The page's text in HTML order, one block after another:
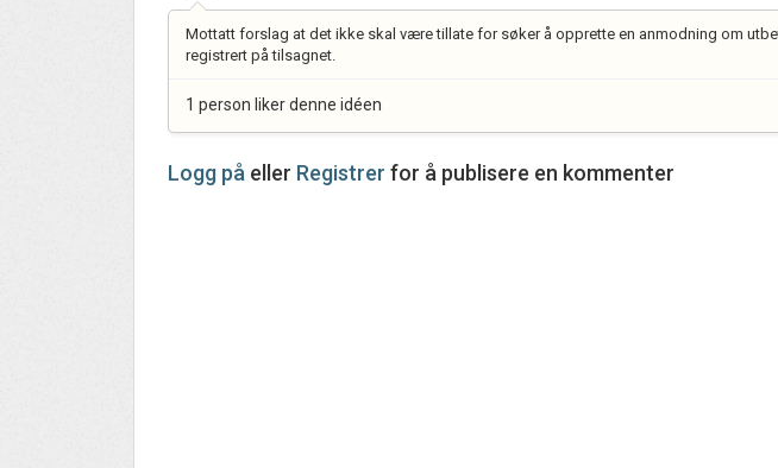
Mottatt forslag at det ikke skal være tillate for søker å opprette en anmodning om
registrert på tilsagnet.
1 person liker denne idéen
Logg på eller Registrer for å publisere en kommenter